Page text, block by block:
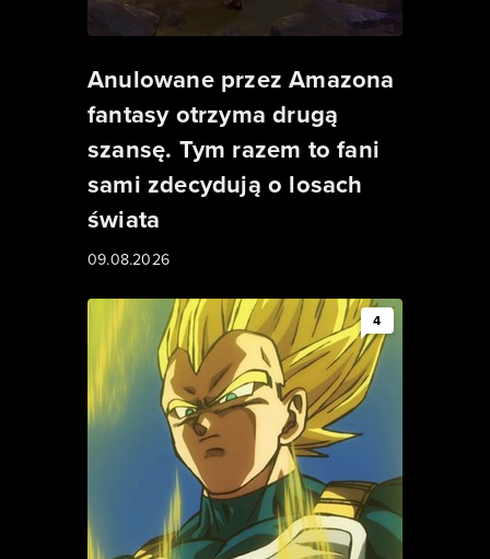
Anulowane przez Amazona
fantasy otrzyma drugą
szansę. Tym razem to fani
sami zdecydują o losach
świata
09.08.2026
4